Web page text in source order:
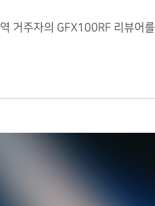
거주자의 GFX100RF 리뷰어를